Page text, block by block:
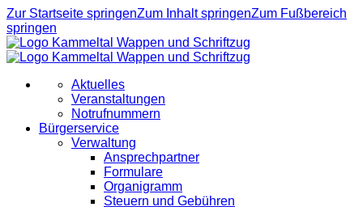
Zur Startseite springenZum Inhalt springenZum Fußbereich
springen
Aktuelles
Veranstaltungen
Notrufnummern
Bürgerservice
Verwaltung
Ansprechpartner
Formulare
Organigramm
Steuern und Gebühren